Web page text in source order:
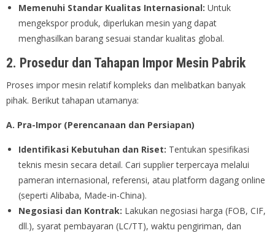
Memenuhi Standar Kualitas Internasional: Untuk
mengekspor produk, diperlukan mesin yang dapat
menghasilkan barang sesuai standar kualitas global.
2. Prosedur dan Tahapan Impor Mesin Pabrik
Proses impor mesin relatif kompleks dan melibatkan banyak
pihak. Berikut tahapan utamanya:
A. Pra-Impor (Perencanaan dan Persiapan)
Identifikasi Kebutuhan dan Riset: Tentukan spesifikasi
teknis mesin secara detail. Cari supplier terpercaya melalui
pameran internasional, referensi, atau platform dagang online
(seperti Alibaba, Made-in-China).
Negosiasi dan Kontrak: Lakukan negosiasi harga (FOB, CIF,
dll.), syarat pembayaran (LC/TT), waktu pengiriman, dan